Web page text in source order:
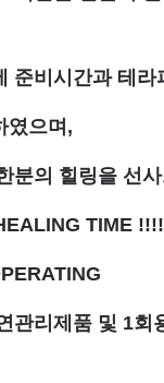
준비시간과 테라
였으며,
분의 힐링을 선
TIME
관리제품 및 1회